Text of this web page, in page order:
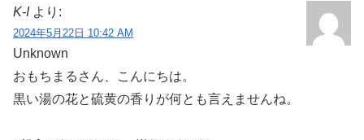
K-I より:
2024年5月22日 10:42 AM
Unknown
おもちまるさん、こんにちは。
黒い湯の花と硫黄の香りが何とも言えませんね。